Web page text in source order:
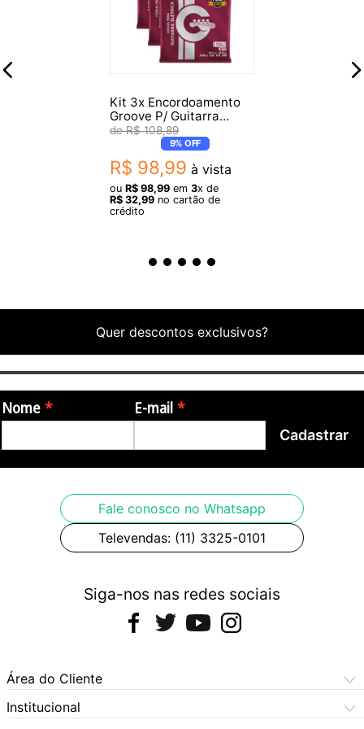
Origem: Estados Unidos
Imagens meramente ilustrativas.
Kit 3x Encordoamento
Groove P/ Guitarra
GFP2X Full Package 011
R$ 108,89
9% OFF
R$ 98,99 à vista
ou R$ 98,99 em 3x de
R$ 32,99 no cartão de
crédito
Quer descontos exclusivos?
Nome E-mail
Cadastrar
Fale conosco no Whatsapp
Televendas: (11) 3325-0101
Siga-nos nas redes sociais
Área do Cliente
Meus Pedidos
Meus Dados
Institucional